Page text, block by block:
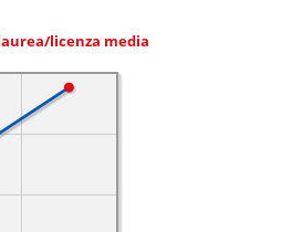
licenza media